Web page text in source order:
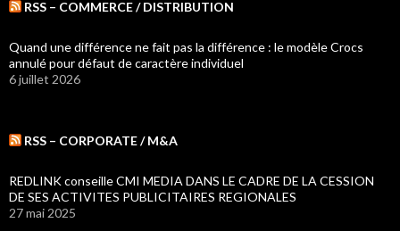
RSS – COMMERCE / DISTRIBUTION
Quand une différence ne fait pas la différence : le modèle Crocs
annulé pour défaut de caractère individuel
6 juillet 2026
RSS – CORPORATE / M&A
REDLINK conseille CMI MEDIA DANS LE CADRE DE LA CESSION
DE SES ACTIVITES PUBLICITAIRES REGIONALES
27 mai 2025